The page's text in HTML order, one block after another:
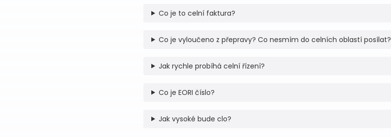
Co je to celní faktura?
Co je vyloučeno z přepravy? Co nesmím do celních oblastí posílat?
Jak rychle probíhá celní řízení?
Co je EORI číslo?
Jak vysoké bude clo?